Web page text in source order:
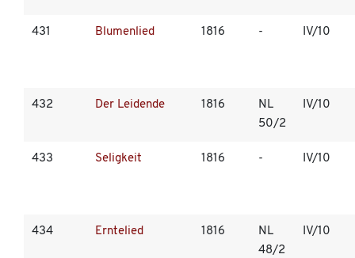
431 Blumenlied 1816 - IV/10
432 Der Leidende 1816
NL
50/2
IV/10
433 Seligkeit 1816 - IV/10
434 Erntelied 1816
NL
48/2
IV/10